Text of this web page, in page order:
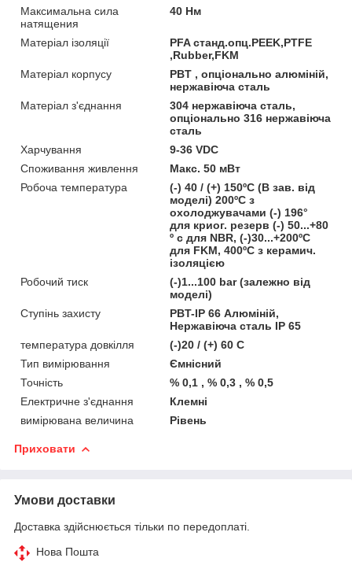
Максимальна сила
натящения
40 Нм
Матеріал ізоляції
PFA станд.опц.PEEK,PTFE
,Rubber,FKM
Матеріал корпусу
PBT , опціонально алюміній,
нержавіюча сталь
Матеріал з'єднання
304 нержавіюча сталь,
опціонально 316 нержавіюча
сталь
Харчування
9-36 VDC
Споживання живлення
Макс. 50 мВт
Робоча температура
(-) 40 / (+) 150ºC (В зав. від
моделі) 200ºC з
охолоджувачами (-) 196°
для криог. резерв (-) 50...+80
º c для NBR, (-)30...+200ºC
для FKM, 400ºC з керамич.
ізоляцією
Робочий тиск
(-)1...100 bar (залежно від
моделі)
Ступінь захисту
PBT-IP 66 Алюміній,
Нержавіюча сталь IP 65
температура довкілля
(-)20 / (+) 60 C
Тип вимірювання
Ємнісний
Точність
% 0,1 , % 0,3 , % 0,5
Електричне з'єднання
Клемні
вимірювана величина
Рівень
Приховати
Умови доставки
Доставка здійснюється тільки по передоплаті.
Нова Пошта